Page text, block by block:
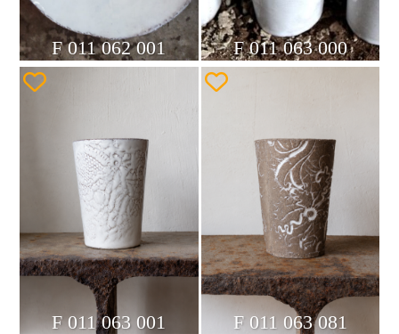
F 011 062 001 F 011 063 000
F 011 063 001 F 011 063 081